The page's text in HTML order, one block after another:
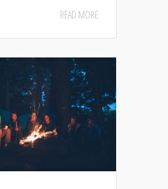
READ MORE